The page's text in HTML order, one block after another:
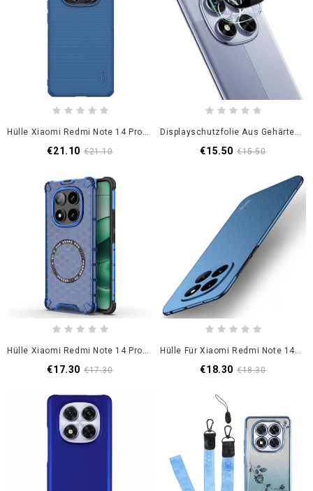
Hülle Xiaomi Redmi Note 14 Pro 5g Handyhülle Frosted Shield Pro Nillkin
€21.10 €21.10
Displayschutzfolie Aus Gehärtetem Glas Für Xiaomi Redmi Note 14 Pro 5g / Poco X7 (schwarz)
€15.50 €15.50
Hülle Xiaomi Redmi Note 14 Pro 5g Magsafe-Kompatibel
€17.30 €17.30
Hülle Für Xiaomi Redmi Note 14 Pro 5g Mofi Shield
€18.30 €18.30